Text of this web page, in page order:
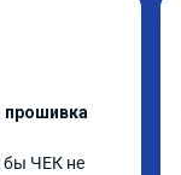
прошивка
бы ЧЕК не